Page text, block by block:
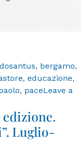
, bergamo,
, educazione,
, paceLeave a
Luglio-